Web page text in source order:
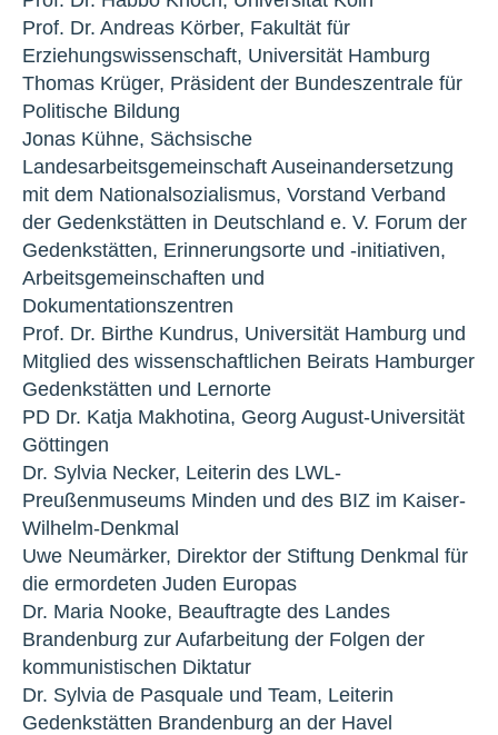
Prof. Dr. Andreas Körber, Fakultät für
Erziehungswissenschaft, Universität Hamburg
Thomas Krüger, Präsident der Bundeszentrale für
Politische Bildung
Jonas Kühne, Sächsische
Landesarbeitsgemeinschaft Auseinandersetzung
mit dem Nationalsozialismus, Vorstand Verband
der Gedenkstätten in Deutschland e. V. Forum der
Gedenkstätten, Erinnerungsorte und -initiativen,
Arbeitsgemeinschaften und
Dokumentationszentren
Prof. Dr. Birthe Kundrus, Universität Hamburg und
Mitglied des wissenschaftlichen Beirats Hamburger
Gedenkstätten und Lernorte
PD Dr. Katja Makhotina, Georg August-Universität
Göttingen
Dr. Sylvia Necker, Leiterin des LWL-
Preußenmuseums Minden und des BIZ im Kaiser-
Wilhelm-Denkmal
Uwe Neumärker, Direktor der Stiftung Denkmal für
die ermordeten Juden Europas
Dr. Maria Nooke, Beauftragte des Landes
Brandenburg zur Aufarbeitung der Folgen der
kommunistischen Diktatur
Dr. Sylvia de Pasquale und Team, Leiterin
Gedenkstätten Brandenburg an der Havel